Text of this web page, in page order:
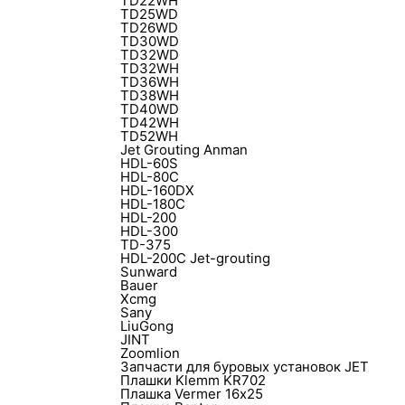
TD25WD
TD26WD
TD30WD
TD32WD
TD32WH
TD36WH
TD38WH
TD40WD
TD42WH
TD52WH
Jet Grouting Anman
HDL-60S
HDL-80C
HDL-160DX
HDL-180С
HDL-200
HDL-300
TD-375
HDL-200C Jet-grouting
Sunward
Bauer
Xcmg
Sany
LiuGong
JINT
Zoomlion
Запчасти для буровых установок JET
Плашки Klemm KR702
Плашка Vermer 16х25